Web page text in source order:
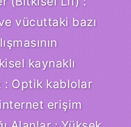
vücuttaki bazı
kaynaklı
: Optik kablolar
erişim